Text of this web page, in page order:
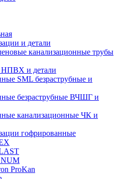
и детали
канализационные трубы
и детали
SML безраструбные и
безраструбные ВЧШГ и
канализационные ЧК и
гофрированные
ProKan